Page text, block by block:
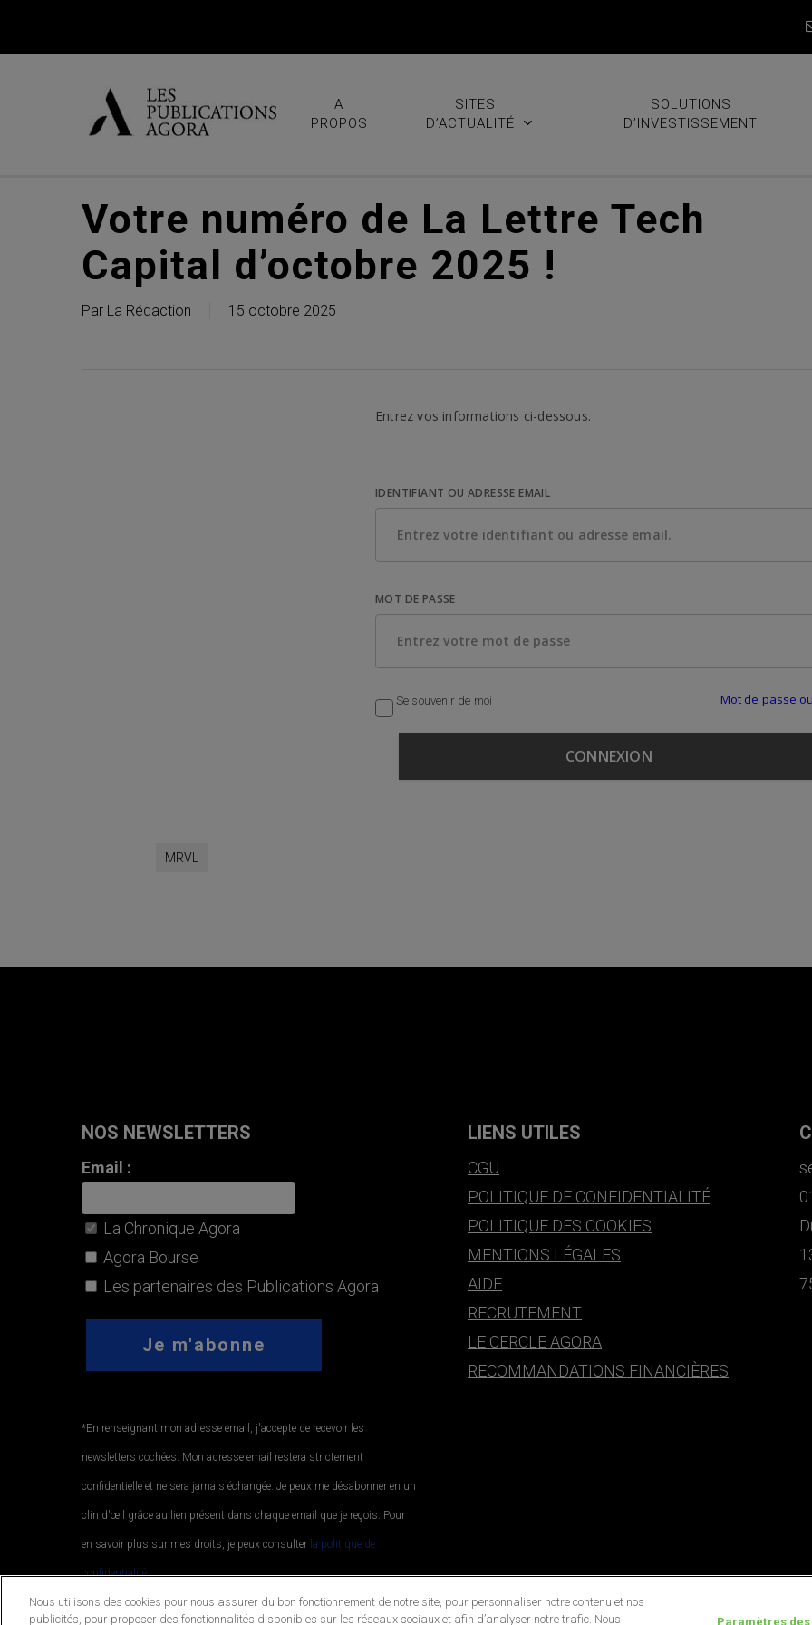
A
PROPOS
SITES
D’ACTUALITÉ
SOLUTIONS
D’INVESTISSEMENT
Votre numéro de La Lettre Tech
Capital d’octobre 2025 !
Par La Rédaction 15 octobre 2025
Entrez vos informations ci-dessous.
IDENTIFIANT OU ADRESSE EMAIL
MOT DE PASSE
Se souvenir de moi Mot de passe
MRVL
NOS NEWSLETTERS
Email :
La Chronique Agora
Agora Bourse
Les partenaires des Publications Agora
*En renseignant mon adresse email, j'accepte de recevoir les
newsletters cochées. Mon adresse email restera strictement
confidentielle et ne sera jamais échangée. Je peux me désabonner en un
clin d'œil grâce au lien présent dans chaque email que je reçois. Pour
en savoir plus sur mes droits, je peux consulter la politique de
confidentialité..
LIENS UTILES
CGU
POLITIQUE DE CONFIDENTIALITÉ
POLITIQUE DES COOKIES
MENTIONS LÉGALES
AIDE
RECRUTEMENT
LE CERCLE AGORA
RECOMMANDATIONS FINANCIÈRES
Nous utilisons des cookies pour nous assurer du bon fonctionnement de notre site, pour personnaliser notre contenu et nos
publicités, pour proposer des fonctionnalités disponibles sur les réseaux sociaux et afin d’analyser notre trafic. Nous
Paramètres